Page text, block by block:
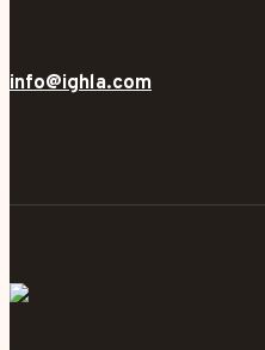
info@ighla.com